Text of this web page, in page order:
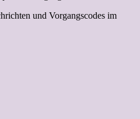
und Vorgangscodes im